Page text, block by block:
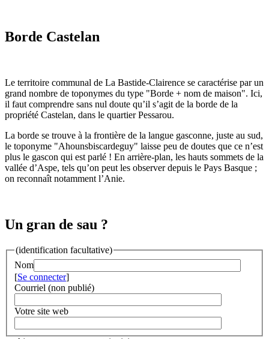
Borde Castelan
Le territoire communal de La Bastide-Clairence se caractérise par un
grand nombre de toponymes du type "Borde + nom de maison". Ici,
il faut comprendre sans nul doute qu’il s’agit de la borde de la
propriété Castelan, dans le quartier Pessarou.
La borde se trouve à la frontière de la langue gasconne, juste au sud,
le toponyme "Ahounsbiscardeguy" laisse peu de doutes que ce n’est
plus le gascon qui est parlé ! En arrière-plan, les hauts sommets de la
vallée d’Aspe, tels qu’on peut les observer depuis le Pays Basque ;
on reconnaît notamment l’Anie.
Un gran de sau ?
(identification facultative)
Nom
[Se connecter]
Courriel (non publié)
Votre site web